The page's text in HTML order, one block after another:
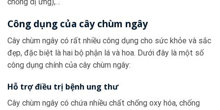
Công dụng của cây chùm ngây
Cây chùm ngây có rất nhiều công dụng cho sức khỏe và sắc
đẹp, đặc biệt là hai bộ phận lá và hoa. Dưới đây là một số
công dụng chính của cây chùm ngây:
Hỗ trợ điều trị bệnh ung thư
Cây chùm ngây có chứa nhiều chất chống oxy hóa, chống